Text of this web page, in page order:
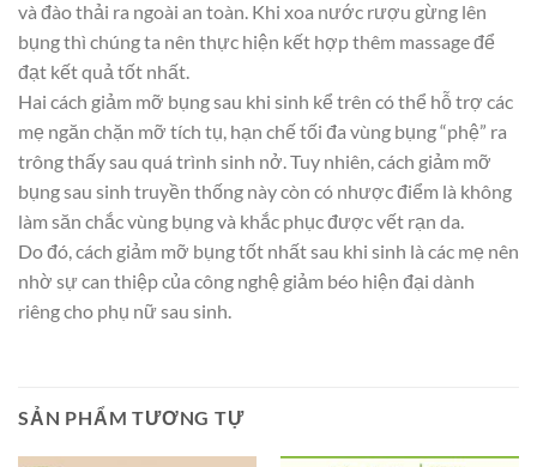
và đào thải ra ngoài an toàn. Khi xoa nước rượu gừng lên
bụng thì chúng ta nên thực hiện kết hợp thêm massage để
đạt kết quả tốt nhất.
Hai cách giảm mỡ bụng sau khi sinh kể trên có thể hỗ trợ các
mẹ ngăn chặn mỡ tích tụ, hạn chế tối đa vùng bụng “phệ” ra
trông thấy sau quá trình sinh nở. Tuy nhiên, cách giảm mỡ
bụng sau sinh truyền thống này còn có nhược điểm là không
làm săn chắc vùng bụng và khắc phục được vết rạn da.
Do đó, cách giảm mỡ bụng tốt nhất sau khi sinh là các mẹ nên
nhờ sự can thiệp của công nghệ giảm béo hiện đại dành
riêng cho phụ nữ sau sinh.
SẢN PHẨM TƯƠNG TỰ